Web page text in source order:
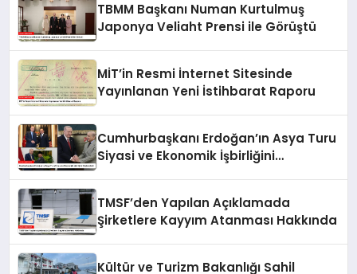
TBMM Başkanı Numan Kurtulmuş
Japonya Veliaht Prensi ile Görüştü
MİT’in Resmi İnternet Sitesinde
Yayınlanan Yeni İstihbarat Raporu
Cumhurbaşkanı Erdoğan’ın Asya Turu
Siyasi ve Ekonomik İşbirliğini
TMSF’den Yapılan Açıklamada
Şirketlere Kayyım Atanması Hakkında
Kültür ve Turizm Bakanlığı Sahil